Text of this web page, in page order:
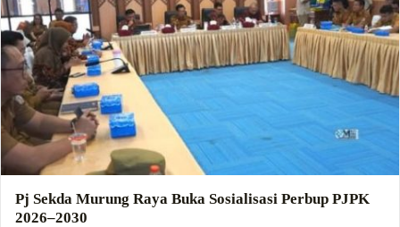
Pj Sekda Murung Raya Buka Sosialisasi Perbup PJPK
2026–2030